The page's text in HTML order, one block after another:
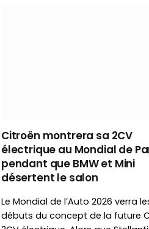
Citroën montrera sa 2CV
électrique au Mondial de
pendant que BMW et Mini
désertent le salon
Le Mondial de l’Auto 2026 verra
débuts du concept de la future